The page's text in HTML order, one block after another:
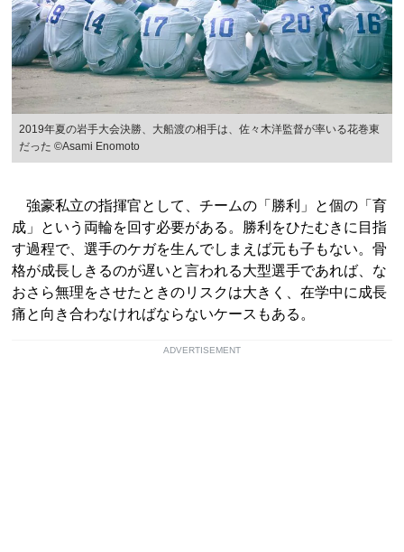
2019年夏の岩手大会決勝、大船渡の相手は、佐々木洋監督が率いる花巻東
だった ©Asami Enomoto
強豪私立の指揮官として、チームの「勝利」と個の「育
成」という両輪を回す必要がある。勝利をひたむきに目指
す過程で、選手のケガを生んでしまえば元も子もない。骨
格が成長しきるのが遅いと言われる大型選手であれば、な
おさら無理をさせたときのリスクは大きく、在学中に成長
痛と向き合わなければならないケースもある。
ADVERTISEMENT